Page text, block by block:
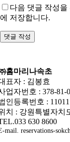
다음 댓글 작성을
에 저장합니다.
홈마리나속초
표자 : 김봉효
업자번호 : 378-81-
인등록번호 :
치 : 강원특별자치
630 8600
mail. reservations-